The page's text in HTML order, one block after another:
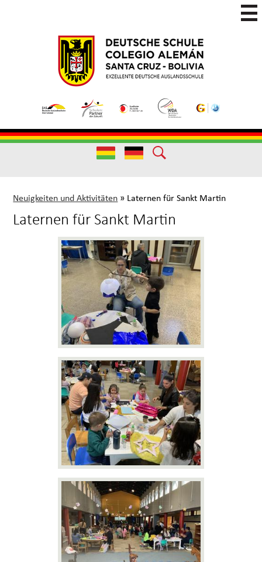
to
main
content
Colegio
Santa
Cruz
(German)
Colegio
de
Excelencia
Useful
Links
Useful
Neuigkeiten und Aktivitäten » Laternen für Sankt Martin
Laternen für Sankt Martin